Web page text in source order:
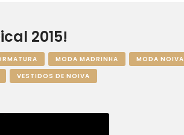
2015!
MODA MADRINHA
MODA NOIVA
VESTIDOS DE NOIVA